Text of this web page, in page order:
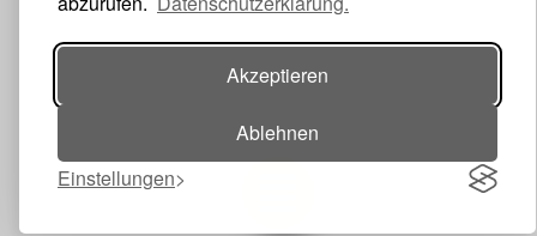
Akzeptieren
Ablehnen
Einstellungen